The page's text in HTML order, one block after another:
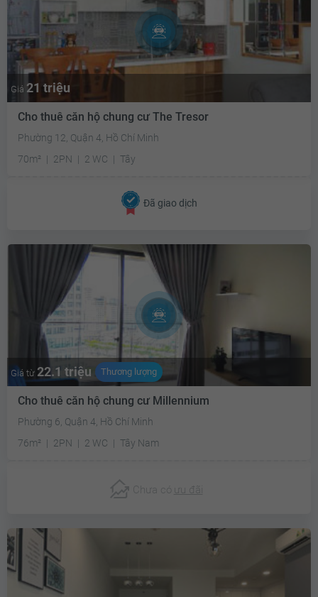
Giá 21 triệu
Cho thuê căn hộ chung cư The Tresor
Phường 12, Quận 4, Hồ Chí Minh
70m²
2PN 2 WC Tây
Đã giao dịch
Giá từ 22.1 triệu Thương lượng
Cho thuê căn hộ chung cư Millennium
Phường 6, Quận 4, Hồ Chí Minh
76m²
2PN 2 WC Tây Nam
Chưa có ưu đãi